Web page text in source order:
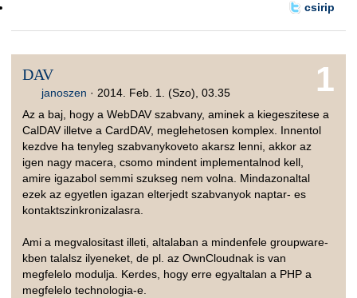
csirip
1
DAV
janoszen · 2014. Feb. 1. (Szo), 03.35
Az a baj, hogy a WebDAV szabvany, aminek a kiegeszitese a
CalDAV illetve a CardDAV, meglehetosen komplex. Innentol
kezdve ha tenyleg szabvanykoveto akarsz lenni, akkor az
igen nagy macera, csomo mindent implementalnod kell,
amire igazabol semmi szukseg nem volna. Mindazonaltal
ezek az egyetlen igazan elterjedt szabvanyok naptar- es
kontaktszinkronizalasra.
Ami a megvalositast illeti, altalaban a mindenfele groupware-
kben talalsz ilyeneket, de pl. az OwnCloudnak is van
megfelelo modulja. Kerdes, hogy erre egyaltalan a PHP a
megfelelo technologia-e.